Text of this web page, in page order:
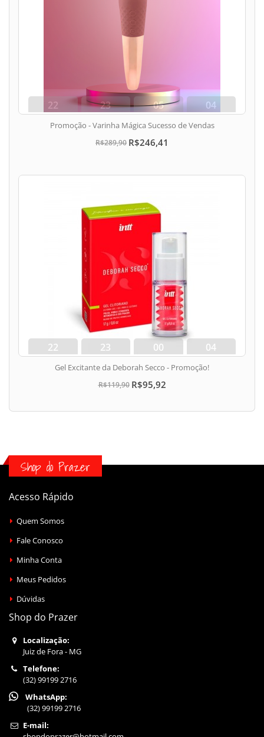
22
dias
23
hora
05
min
03
seg
Promoção - Varinha Mágica Sucesso de Vendas
R$289,90 R$246,41
22
dias
23
hora
00
min
03
seg
Gel Excitante da Deborah Secco - Promoção!
R$119,90 R$95,92
Shop do Prazer
Acesso Rápido
Quem Somos
Fale Conosco
Minha Conta
Meus Pedidos
Dúvidas
Shop do Prazer
Localização:
Juiz de Fora - MG
Telefone:
(32) 99199 2716
WhatsApp:
(32) 99199 2716
E-mail: